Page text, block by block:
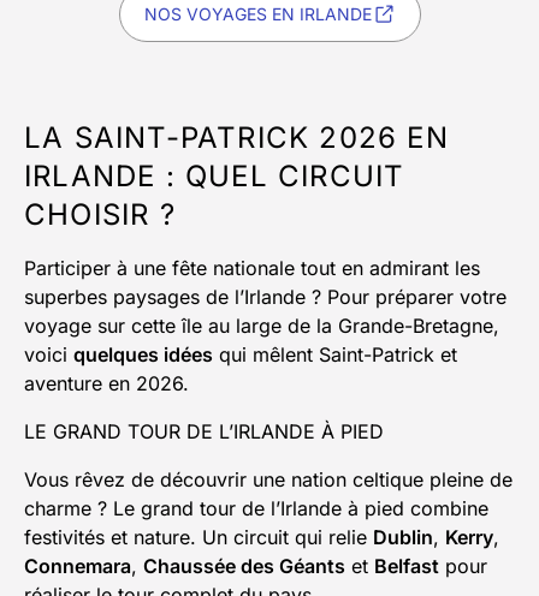
NOS VOYAGES EN IRLANDE
LA SAINT-PATRICK 2026 EN
IRLANDE : QUEL CIRCUIT
CHOISIR ?
Participer à une fête nationale tout en admirant les
superbes paysages de l’Irlande ? Pour préparer votre
voyage sur cette île au large de la Grande-Bretagne,
voici quelques idées qui mêlent Saint-Patrick et
aventure en 2026.
LE GRAND TOUR DE L’IRLANDE À PIED
Vous rêvez de découvrir une nation celtique pleine de
charme ? Le grand tour de l’Irlande à pied combine
festivités et nature. Un circuit qui relie Dublin, Kerry,
Connemara, Chaussée des Géants et Belfast pour